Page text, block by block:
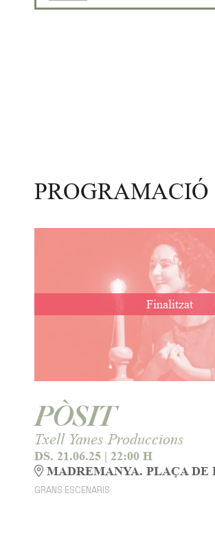
Finalitzat
PÒSIT
Txell Yanes Produccions
DS. 21.06.25 |22:00 H
MADREMANYA. PLAÇA DE
GRANS ESCENARIS